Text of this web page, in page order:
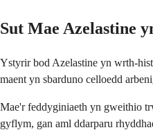
Sut Mae Azelastine
Ystyrir bod Azelastine yn wrth-
maent yn sbarduno celloedd
Mae'r feddyginiaeth yn gweithio
gyflym, gan aml ddarparu